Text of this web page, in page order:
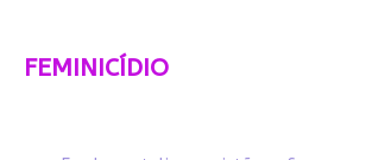
FEMINICÍDIO